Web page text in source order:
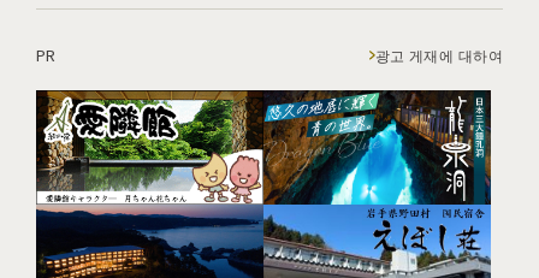
PR 광고 게재에 대하여